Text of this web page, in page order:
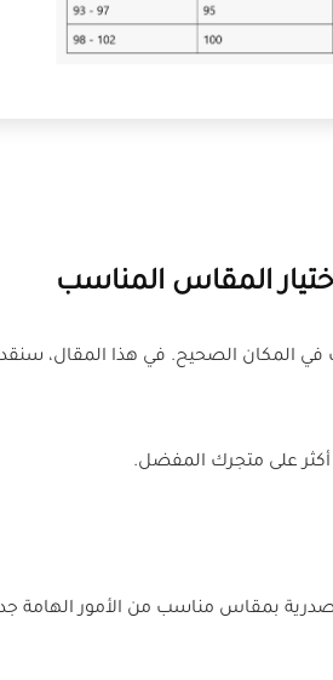
المقاس المناسب
المكان الصحيح. في هذا المقال،
أكثر على متجرك المفضل.
بمقاس مناسب من الأمور الهامة